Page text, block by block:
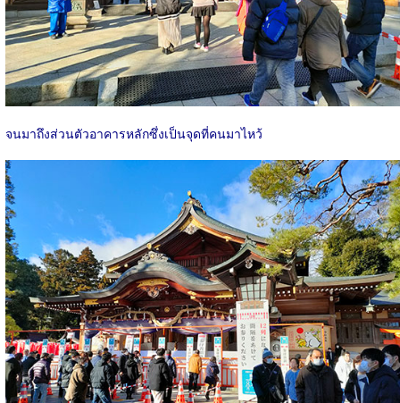
จนมาถึงส่วนตัวอาคารหลักซึ่งเป็นจุดที่คนมาไหว้